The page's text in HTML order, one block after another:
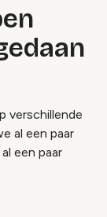
verschillende
al een paar
een paar